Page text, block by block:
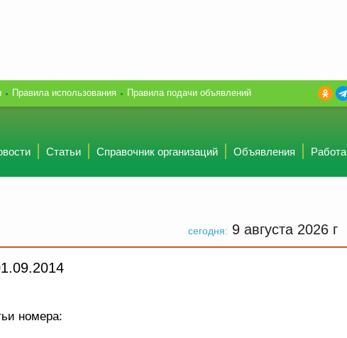
Правила использования Правила подачи объявлений
Статьи Справочник организаций Объявления Работа
сегодня: 9 августа 2026 г
номера: